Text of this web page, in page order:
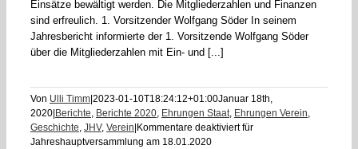
Einsätze bewältigt werden. Die Mitgliederzahlen und Finanzen
sind erfreulich. 1. Vorsitzender Wolfgang Söder In seinem
Jahresbericht informierte der 1. Vorsitzende Wolfgang Söder
über die Mitgliederzahlen mit Ein- und [...]
Von Ulli Timm 2023-01-10T18:24:12+01:00Januar 18th,
2020 Berichte, Berichte 2020, Ehrungen Staat, Ehrungen Verein,
Geschichte, JHV, Verein Kommentare deaktiviertfür
Jahreshauptversammlung am 18.01.2020